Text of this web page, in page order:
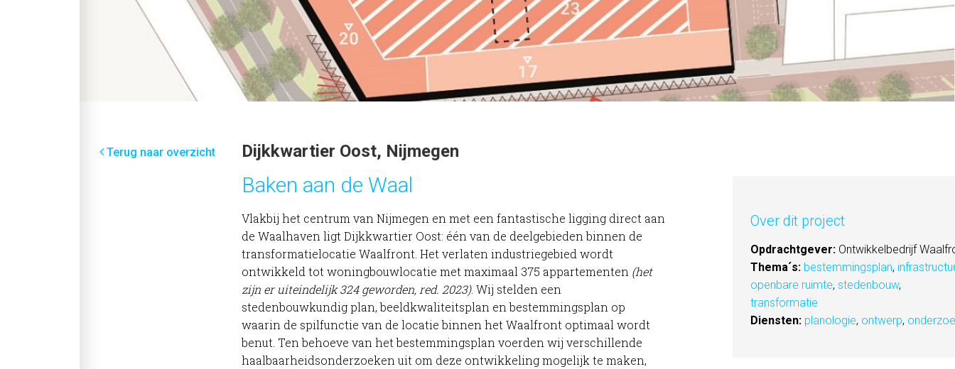
Terug naar overzicht Dijkkwartier Oost, Nijmegen
Baken aan de Waal
Vlakbij het centrum van Nijmegen en met een fantastische ligging direct aan
de Waalhaven ligt Dijkkwartier Oost: één van de deelgebieden binnen de
transformatielocatie Waalfront. Het verlaten industriegebied wordt
ontwikkeld tot woningbouwlocatie met maximaal 375 appartementen (het
zijn er uiteindelijk 324 geworden, red. 2023). Wij stelden een
stedenbouwkundig plan, beeldkwaliteitsplan en bestemmingsplan op
waarin de spilfunctie van de locatie binnen het Waalfront optimaal wordt
benut. Ten behoeve van het bestemmingsplan voerden wij verschillende
haalbaarheidsonderzoeken uit om deze ontwikkeling mogelijk te maken,
Over dit project
Opdrachtgever:Ontwikkelbedrijf
Thema´s: bestemmingsplan,
openbare ruimte, stedenbouw,
transformatie
Diensten: planologie, ontwerp,